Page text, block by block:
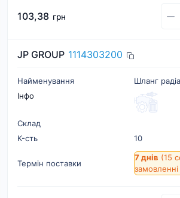
103,38 грн
JP GROUP 1114303200
Найменування
Шланг
Інфо
Склад
К-cть
10
Термін поставки
7 днів (15